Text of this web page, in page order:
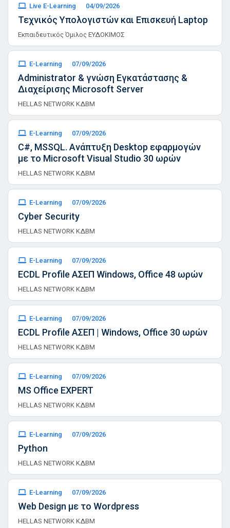
Live E-Learning 04/09/2026
Τεχνικός Υπολογιστών και Επισκευή Laptop
Εκπαιδευτικός Όμιλος ΕΥΔΟΚΙΜΟΣ
E-Learning 07/09/2026
Administrator & γνώση Εγκατάστασης &
Διαχείρισης Microsoft Server
HELLAS NETWORK ΚΔΒΜ
E-Learning 07/09/2026
C#, MSSQL. Ανάπτυξη Desktop εφαρμογών
με το Microsoft Visual Studio 30 ωρών
HELLAS NETWORK ΚΔΒΜ
E-Learning 07/09/2026
Cyber Security
HELLAS NETWORK ΚΔΒΜ
E-Learning 07/09/2026
ECDL Profile ΑΣΕΠ Windows, Office 48 ωρών
HELLAS NETWORK ΚΔΒΜ
E-Learning 07/09/2026
ECDL Profile ΑΣΕΠ | Windows, Office 30 ωρών
HELLAS NETWORK ΚΔΒΜ
E-Learning 07/09/2026
MS Office EXPERT
HELLAS NETWORK ΚΔΒΜ
E-Learning 07/09/2026
Python
HELLAS NETWORK ΚΔΒΜ
E-Learning 07/09/2026
Web Design με το Wordpress
HELLAS NETWORK ΚΔΒΜ